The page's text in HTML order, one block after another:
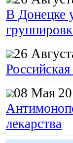
В Донецке
26
08 Мая
лекарства